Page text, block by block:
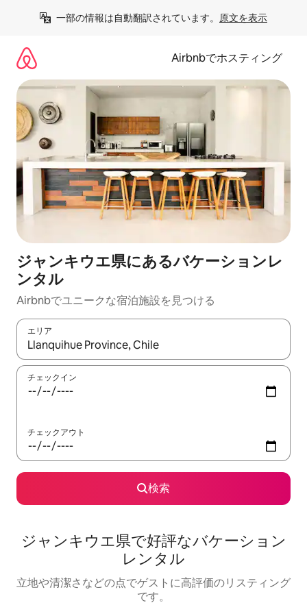
一部の情報は自動翻訳されています。 原文を表示
Airbnbでホスティング
ジャンキウエ県にあるバケーションレ
ンタル
Airbnbでユニークな宿泊施設を見つける
エリア
検索結果が表示されたら、上下の矢印キーを使って移動するか
チェックイン
チェックアウト
検索
ジャンキウエ県で好評なバケーション
レンタル
立地や清潔さなどの点でゲストに高評価のリスティング
です。